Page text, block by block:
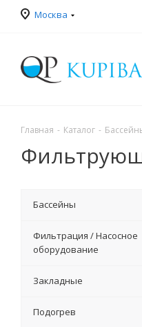
Москва
Главная - Каталог -
Бассейны
Фильтрация / Насосное
оборудование
Закладные
Подогрев